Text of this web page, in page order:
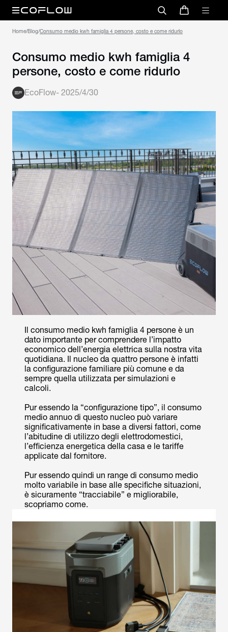
Home/Blog/
Consumo medio kwh famiglia 4
persone, costo e come ridurlo
EcoFlow- 2025/4/30
Il consumo medio kwh famiglia 4 persone è un
dato importante per comprendere l’impatto
economico dell’energia elettrica sulla nostra vita
quotidiana. Il nucleo da quattro persone è infatti
la configurazione familiare più comune e da
sempre quella utilizzata per simulazioni e
calcoli.
Pur essendo la “configurazione tipo”, il consumo
medio annuo di questo nucleo può variare
significativamente in base a diversi fattori, come
l’abitudine di utilizzo degli elettrodomestici,
l’efficienza energetica della casa e le tariffe
applicate dal fornitore.
Pur essendo quindi un range di consumo medio
molto variabile in base alle specifiche situazioni,
è sicuramente “tracciabile” e migliorabile,
scopriamo come.